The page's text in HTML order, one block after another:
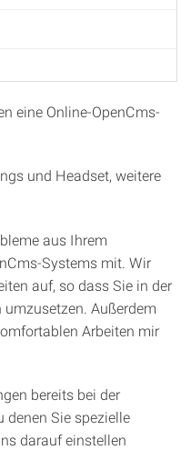
eine Online-OpenCms-
und Headset, weitere
aus Ihrem
Systems mit. Wir
auf, so dass Sie in der
Außerdem
Arbeiten mir
bereits bei der
denen Sie spezielle
darauf einstellen